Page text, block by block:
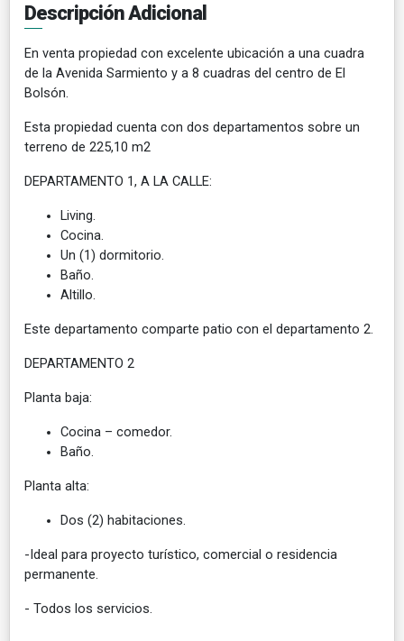
Descripción Adicional
En venta propiedad con excelente ubicación a una cuadra
de la Avenida Sarmiento y a 8 cuadras del centro de El
Bolsón.
Esta propiedad cuenta con dos departamentos sobre un
terreno de 225,10 m2
DEPARTAMENTO 1, A LA CALLE:
Living.
Cocina.
Un (1) dormitorio.
Baño.
Altillo.
Este departamento comparte patio con el departamento 2.
DEPARTAMENTO 2
Planta baja:
Cocina – comedor.
Baño.
Planta alta:
Dos (2) habitaciones.
-Ideal para proyecto turístico, comercial o residencia
permanente.
- Todos los servicios.